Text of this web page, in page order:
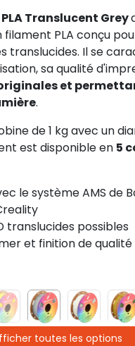
Translucent Grey
filament PLA conçu
translucides. Il se
sa qualité
et
.
de 1 kg avec un
est disponible en 5
le système AMS de
translucides possibles
et finition de qualité
toutes les options